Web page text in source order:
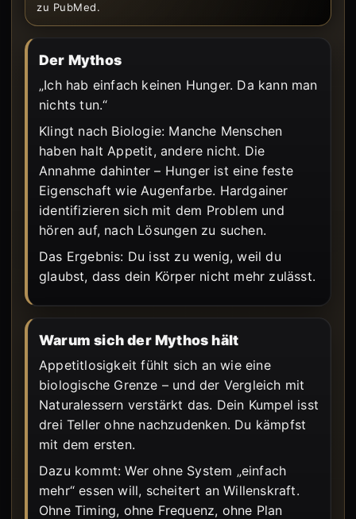
zu PubMed.
Der Mythos
„Ich hab einfach keinen Hunger. Da kann man
nichts tun.“
Klingt nach Biologie: Manche Menschen
haben halt Appetit, andere nicht. Die
Annahme dahinter – Hunger ist eine feste
Eigenschaft wie Augenfarbe. Hardgainer
identifizieren sich mit dem Problem und
hören auf, nach Lösungen zu suchen.
Das Ergebnis: Du isst zu wenig, weil du
glaubst, dass dein Körper nicht mehr zulässt.
Warum sich der Mythos hält
Appetitlosigkeit fühlt sich an wie eine
biologische Grenze – und der Vergleich mit
Naturalessern verstärkt das. Dein Kumpel isst
drei Teller ohne nachzudenken. Du kämpfst
mit dem ersten.
Dazu kommt: Wer ohne System „einfach
mehr“ essen will, scheitert an Willenskraft.
Ohne Timing, ohne Frequenz, ohne Plan